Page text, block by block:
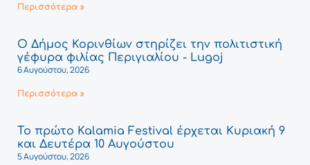
Περισσότερα »
Ο Δήμος Κορινθίων στηρίζει την πολιτιστική
γέφυρα φιλίας Περιγιαλίου - Lugoj
6 Αυγούστου, 2026
Περισσότερα »
Το πρώτο Kalamia Festival έρχεται Κυριακή 9
και Δευτέρα 10 Αυγούστου
5 Αυγούστου, 2026